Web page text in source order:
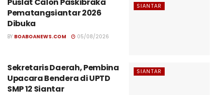
SIANTAR
Puslat Calon Paskibraka
Pematangsiantar 2026
Dibuka
BY BOABOANEWS.COM 05/08/2026
SIANTAR
Sekretaris Daerah, Pembina
Upacara Bendera di UPTD
SMP 12 Siantar